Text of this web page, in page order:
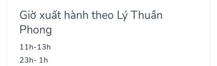
Giờ xuất hành theo Lý Thuần
Phong
11h-13h
23h- 1h